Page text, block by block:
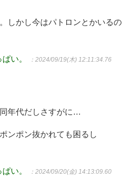
しかし今はパトロンとかいるの
い。 ：2024/09/19(木) 12:11:34.76
年代だしさすがに…
ンポン抜かれても困るし
い。 ：2024/09/20(金) 14:13:09.60